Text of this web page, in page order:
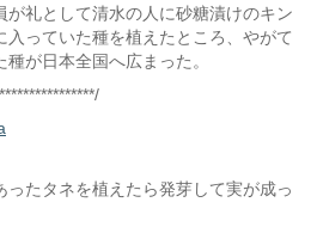
礼として清水の人に砂糖漬けのキン
っていた種を植えたところ、やがて
が日本全国へ広まった。
たタネを植えたら発芽して実が成っ